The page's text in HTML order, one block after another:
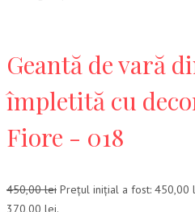
Geantă de vară
împletită cu
Fiore - 018
450,00lei Prețul inițial a fost: 450,00
370,00 lei.